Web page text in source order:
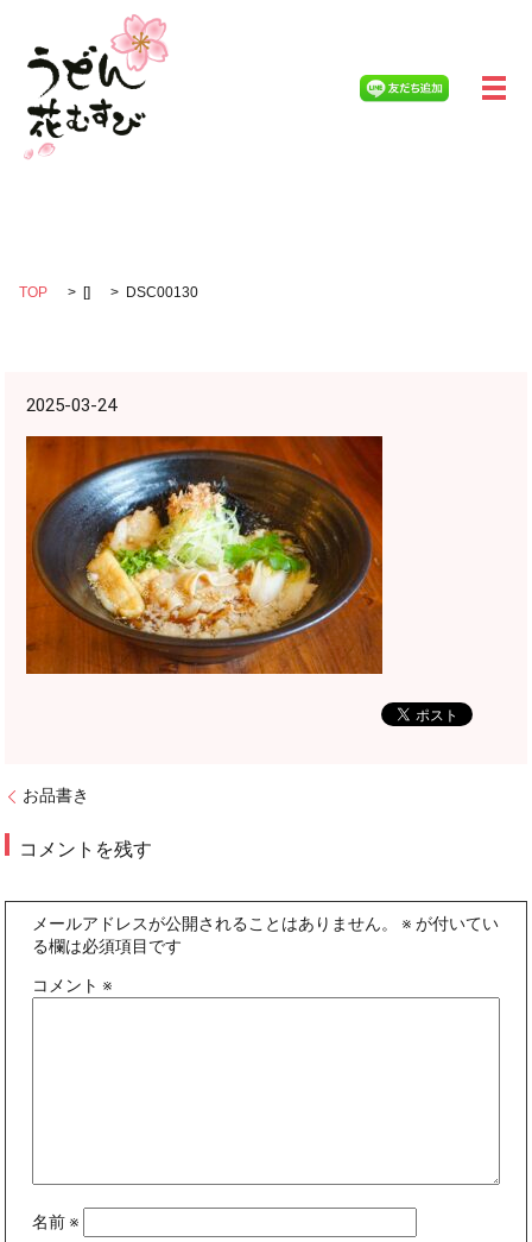
メ
TOP [] DSC00130
2025-03-24
お品書き
コメントを残す
メールアドレスが公開されることはありません。 ※ が付いてい
る欄は必須項目です
コメント※
名前※